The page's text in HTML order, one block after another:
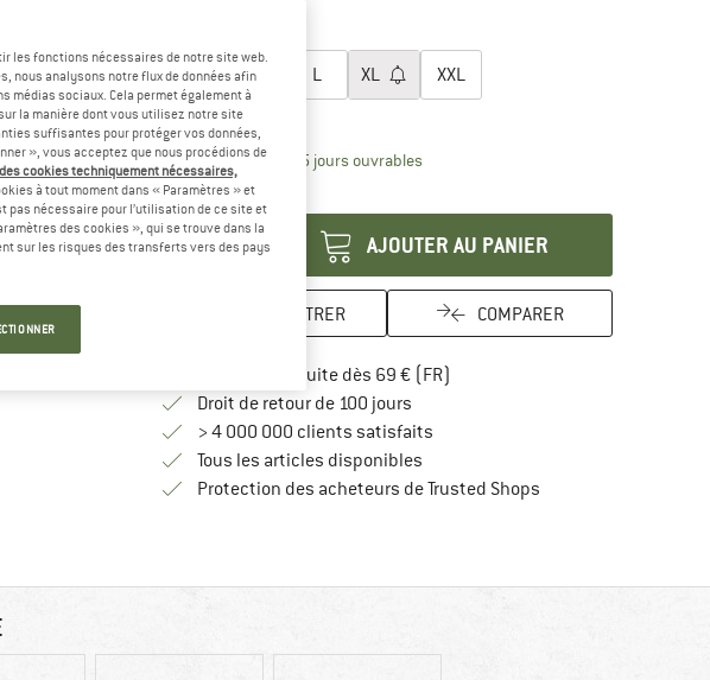
S M L XL XXL
Guide des tailles
Délai de livraison: 3-5 jours ouvrablesLe lien s'ouvre dans une boîte
Quantité:
AJOUTER AU PANIER
ENREGISTRER COMPARER
Livraison gratuite dès 69 € (FR)
Droit de retour de 100 joursTrouve les informations de
> 4 000 000 clients satisfaits
Tous les articles disponibles
Protection des acheteurs de Trusted ShopsTrouve toutes les
les fonctions nécessaires de notre site web.
nous analysons notre flux de données afin
médias sociaux. Cela permet également à
la manière dont vous utilisez notre site
suffisantes pour protéger vos données,
», vous acceptez que nous procédions de
cookies techniquement nécessaires,
à tout moment dans « Paramètres » et
nécessaire pour l’utilisation de ce site et
des cookies », qui se trouve dans la
sur les risques des transferts vers des pays